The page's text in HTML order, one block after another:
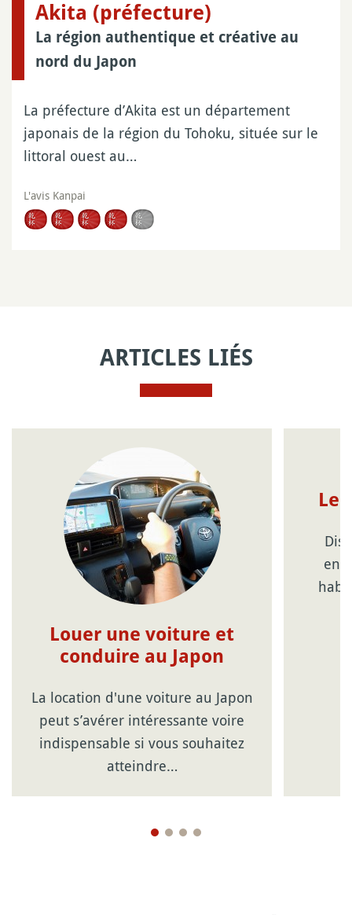
Akita (préfecture)
La région authentique et créative au
nord du Japon
La préfecture d’Akita est un département
japonais de la région du Tohoku, située sur le
littoral ouest au…
L'avis Kanpai
ARTICLES LIÉS
Louer une voiture et
conduire au Japon
La location d'une voiture au Japon
peut s’avérer intéressante voire
indispensable si vous souhaitez
atteindre…
Le